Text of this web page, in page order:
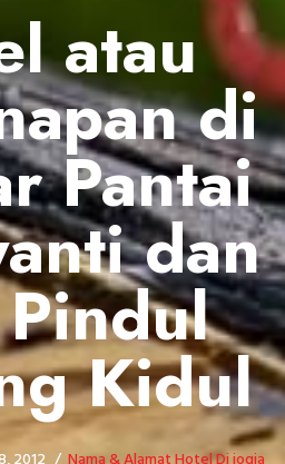
atau
di
Pantai
dan
Kidul